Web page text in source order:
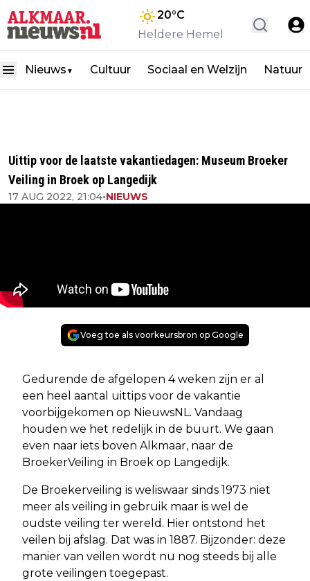
20°C
Heldere Hemel
Nieuws ▼ Cultuur Sociaal en Welzijn Natuur
Uittip voor de laatste vakantiedagen: Museum Broeker
Veiling in Broek op Langedijk
17 AUG 2022, 21:04•NIEUWS
Voeg toe als voorkeursbron op Google
Gedurende de afgelopen 4 weken zijn er al
een heel aantal uittips voor de vakantie
voorbijgekomen op NieuwsNL. Vandaag
houden we het redelijk in de buurt. We gaan
even naar iets boven Alkmaar, naar de
BroekerVeiling in Broek op Langedijk.
De Broekerveiling is weliswaar sinds 1973 niet
meer als veiling in gebruik maar is wel de
oudste veiling ter wereld. Hier ontstond het
veilen bij afslag. Dat was in 1887. Bijzonder: deze
manier van veilen wordt nu nog steeds bij alle
grote veilingen toegepast.